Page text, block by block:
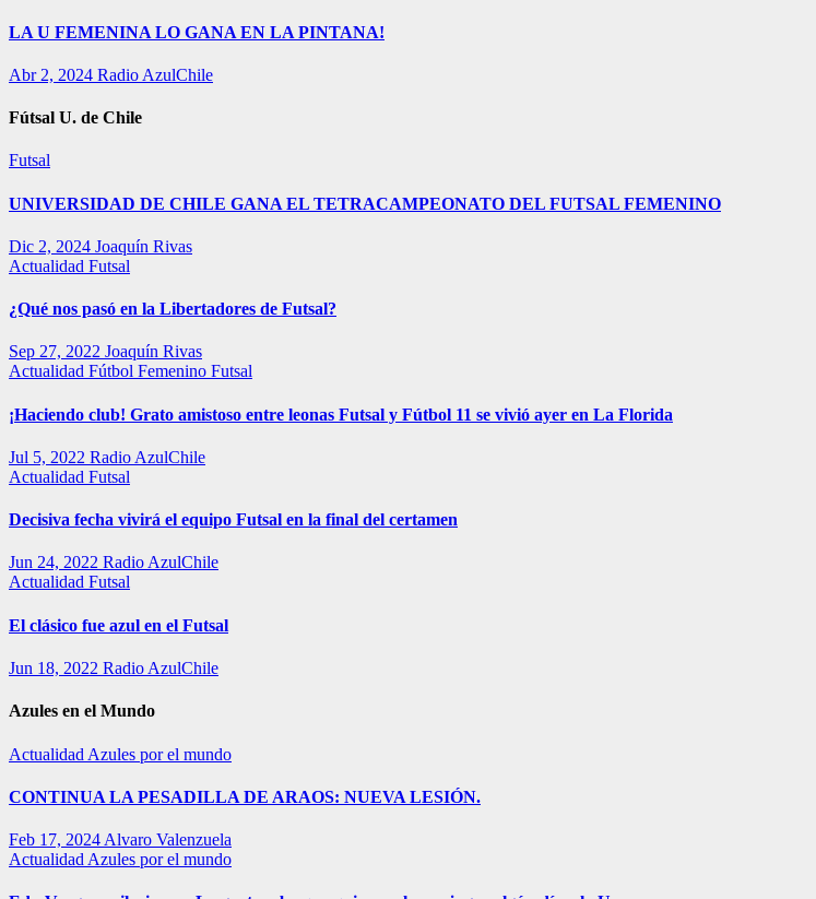
LA U FEMENINA LO GANA EN LA PINTANA!
Abr 2, 2024 Radio AzulChile
Fútsal U. de Chile
Futsal
UNIVERSIDAD DE CHILE GANA EL TETRACAMPEONATO DEL FUTSAL FEMENINO
Dic 2, 2024 Joaquín Rivas
Actualidad Futsal
¿Qué nos pasó en la Libertadores de Futsal?
Sep 27, 2022 Joaquín Rivas
Actualidad Fútbol Femenino Futsal
¡Haciendo club! Grato amistoso entre leonas Futsal y Fútbol 11 se vivió ayer en La Florida
Jul 5, 2022 Radio AzulChile
Actualidad Futsal
Decisiva fecha vivirá el equipo Futsal en la final del certamen
Jun 24, 2022 Radio AzulChile
Actualidad Futsal
El clásico fue azul en el Futsal
Jun 18, 2022 Radio AzulChile
Azules en el Mundo
Actualidad Azules por el mundo
CONTINUA LA PESADILLA DE ARAOS: NUEVA LESIÓN.
Feb 17, 2024 Alvaro Valenzuela
Actualidad Azules por el mundo